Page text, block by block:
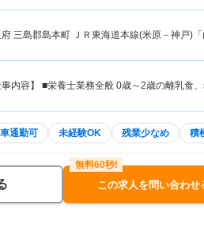
府 三島郡島本町 ＪＲ東海道本線(米原－神戸)
事内容】 ■栄養士業務全般 0歳～2歳の離乳食
車通勤可 未経験OK 残業少なめ 積
この求人を問い合わせ